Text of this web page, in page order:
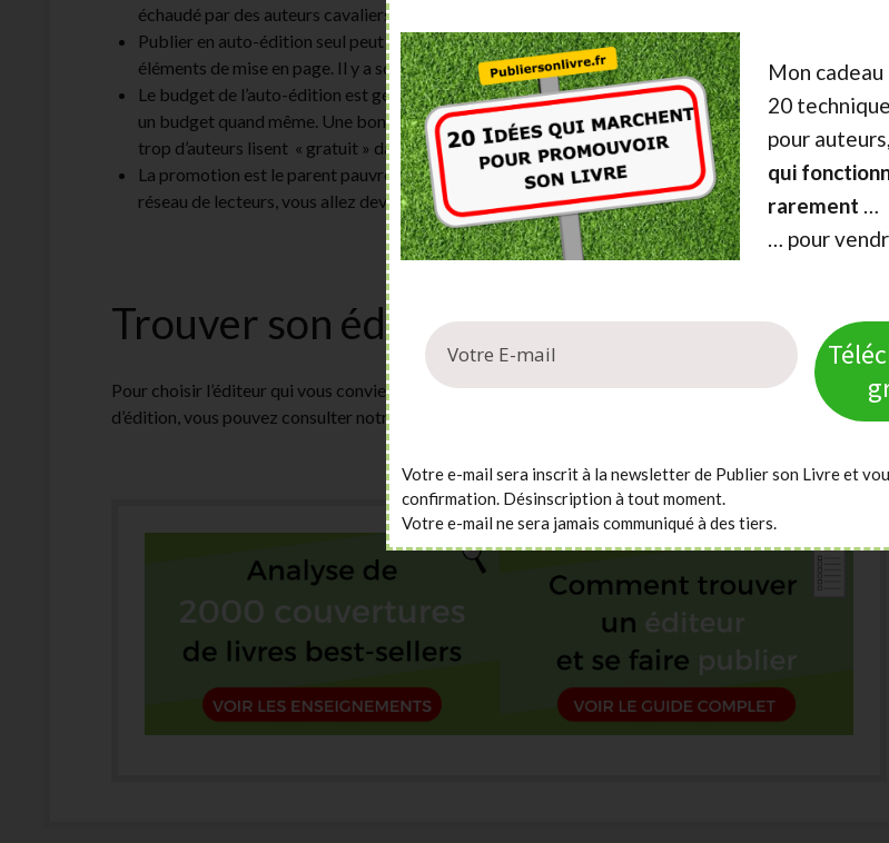
échaudé par des auteurs cavaliers et sans gêne, et cela ne change pas.
Publier en auto-édition seul peut s’avérer compliqué, dans la maîtrise des plateformes et des
éléments de mise en page. Il y a souvent besoin d’être accompagné.
Le budget de l’auto-édition est généralement moindre que l’édition à compte d’auteur, mais c’est
un budget quand même. Une bonne auto-édition, bien accompagnée et réussie a aussi ses coûts;
trop d’auteurs lisent « gratuit » dans « auto ».
La promotion est le parent pauvre de l’auto-édition. Sans communauté pré-existante, ou sans
réseau de lecteurs, vous allez devoir beaucoup travailler
Trouver son éditeur à compte d’auteur
Pour choisir l’éditeur qui vous convient parmi les propositions commerciales de toutes les maisons
d’édition, vous pouvez consulter notre
Mon cadeau
20
pour auteurs,
qui
rarement …
… pour
Votre e-mail sera inscrit à la newsletter de Publier son Livre et
confirmation. Désinscription à tout moment.
Votre e-mail ne sera jamais communiqué à des tiers.